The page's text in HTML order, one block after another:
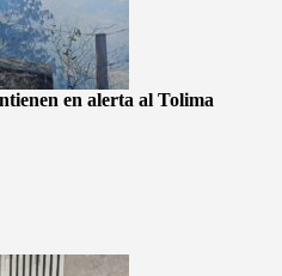
en alerta al Tolima